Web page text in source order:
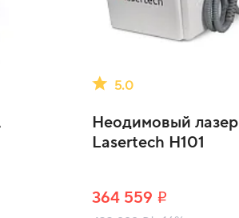
5.0
Неодимовый лазер
Lasertech H101
364 559 i